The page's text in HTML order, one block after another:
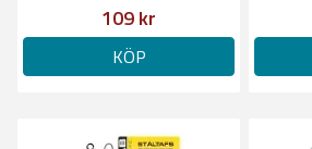
109 kr
KÖP